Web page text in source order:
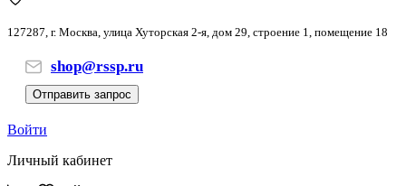
127287, г. Москва, улица Хуторская 2-я, дом 29, строение 1, помещение 18
shop@rssp.ru
Отправить запрос
Войти
Личный кабинет